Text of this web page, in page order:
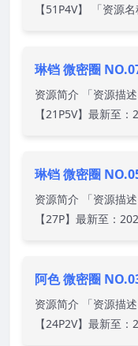
【51P4V】 「资源
琳铛 微密圈
资源简介 「资源描
【21P5V】最新至
琳铛 微密圈
资源简介 「资源描
【27P】最新至：
阿色 微密圈
资源简介 「资源描
【24P2V】最新至